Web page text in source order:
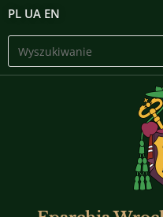
PL UA EN